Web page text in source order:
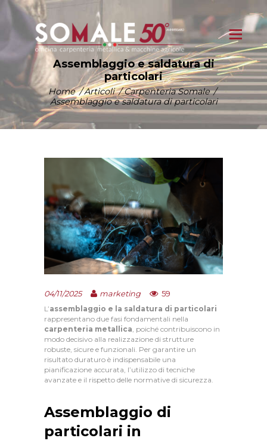
Assemblaggio e saldatura di
particolari
Home Articoli
Carpenteria Somale
Assemblaggio e saldatura di particolari
04/11/2025 marketing 59
L’assemblaggio e la saldatura di particolari
rappresentano due fasi fondamentali nella
carpenteria metallica, poiché contribuiscono in
modo decisivo alla realizzazione di strutture
robuste, sicure e funzionali. Per garantire un
risultato duraturo è indispensabile una
pianificazione accurata, l’utilizzo di tecniche
avanzate e il rispetto delle normative di sicurezza.
Assemblaggio di
particolari in